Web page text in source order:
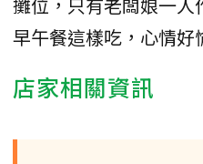
攤位，只有老闆娘一人
早午餐這樣吃，心情好
店家相關資訊